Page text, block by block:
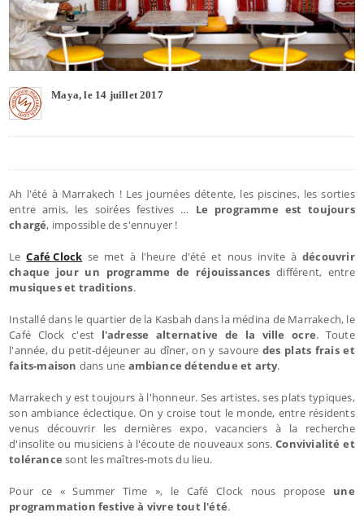
Maya, le 14 juillet 2017
Ah l'été à Marrakech ! Les journées détente, les piscines, les sorties
entre amis, les soirées festives … Le programme est toujours
chargé, impossible de s'ennuyer !
LeCafé Clock se met à l'heure d'été et nous invite àdécouvrir
chaque jour un programme de réjouissances différent, entre
musiques et traditions.
Installé dans le quartier de la Kasbah dans la médina de Marrakech, le
Café Clock c'est l'adresse alternative de la ville ocre. Toute
l'année, du petit-déjeuner au dîner, on y savouredes plats frais et
faits-maison dans une ambiance détendue et arty.
Marrakech y est toujours à l'honneur. Ses artistes, ses plats typiques,
son ambiance éclectique. On y croise tout le monde, entre résidents
venus découvrir les dernières expo, vacanciers à la recherche
d'insolite ou musiciens à l'écoute de nouveaux sons. Convivialité et
tolérance sont les maîtres-mots du lieu.
Pour ce « Summer Time », le Café Clock nous propose une
programmation festive à vivre tout l'été.